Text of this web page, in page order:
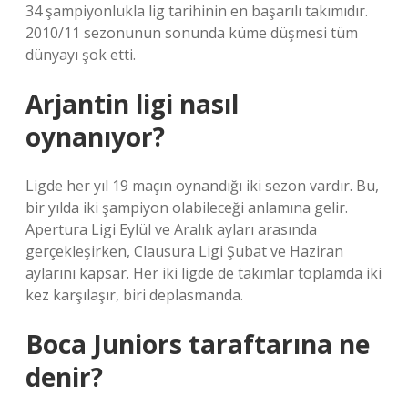
34 şampiyonlukla lig tarihinin en başarılı takımıdır.
2010/11 sezonunun sonunda küme düşmesi tüm
dünyayı şok etti.
Arjantin ligi nasıl
oynanıyor?
Ligde her yıl 19 maçın oynandığı iki sezon vardır. Bu,
bir yılda iki şampiyon olabileceği anlamına gelir.
Apertura Ligi Eylül ve Aralık ayları arasında
gerçekleşirken, Clausura Ligi Şubat ve Haziran
aylarını kapsar. Her iki ligde de takımlar toplamda iki
kez karşılaşır, biri deplasmanda.
Boca Juniors taraftarına ne
denir?